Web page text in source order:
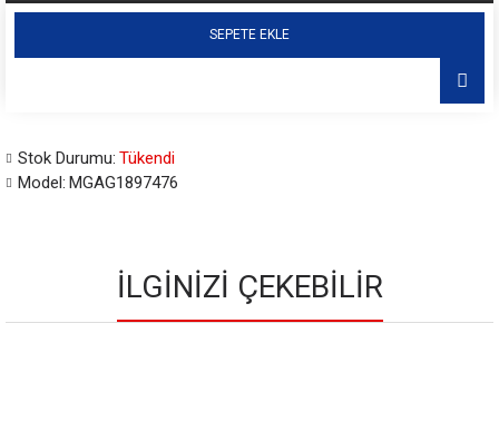
Stok Durumu: Tükendi
Model: MGAG1897476
SEPETE EKLE
İLGINIZI ÇEKEBILIR